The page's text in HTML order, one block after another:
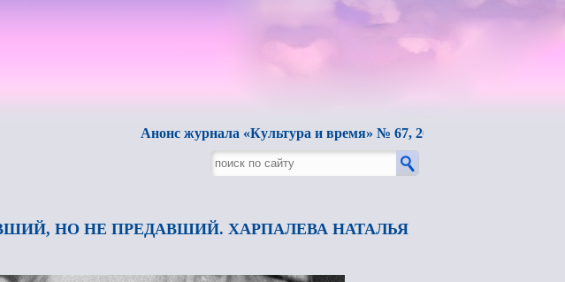
Анонс журнала «Культура и время» № 67, 2025. Вышел в свет пятый
НО НЕ ПРЕДАВШИЙ. ХАРПАЛЕВА НАТАЛЬЯ